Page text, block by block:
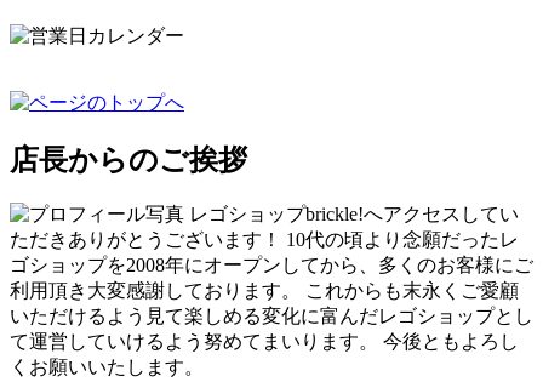
店長からのご挨拶
レゴショップbrickle!へアクセスしてい
ただきありがとうございます！ 10代の頃より念願だったレ
ゴショップを2008年にオープンしてから、多くのお客様にご
利用頂き大変感謝しております。 これからも末永くご愛顧
いただけるよう見て楽しめる変化に富んだレゴショップとし
て運営していけるよう努めてまいります。 今後ともよろし
くお願いいたします。